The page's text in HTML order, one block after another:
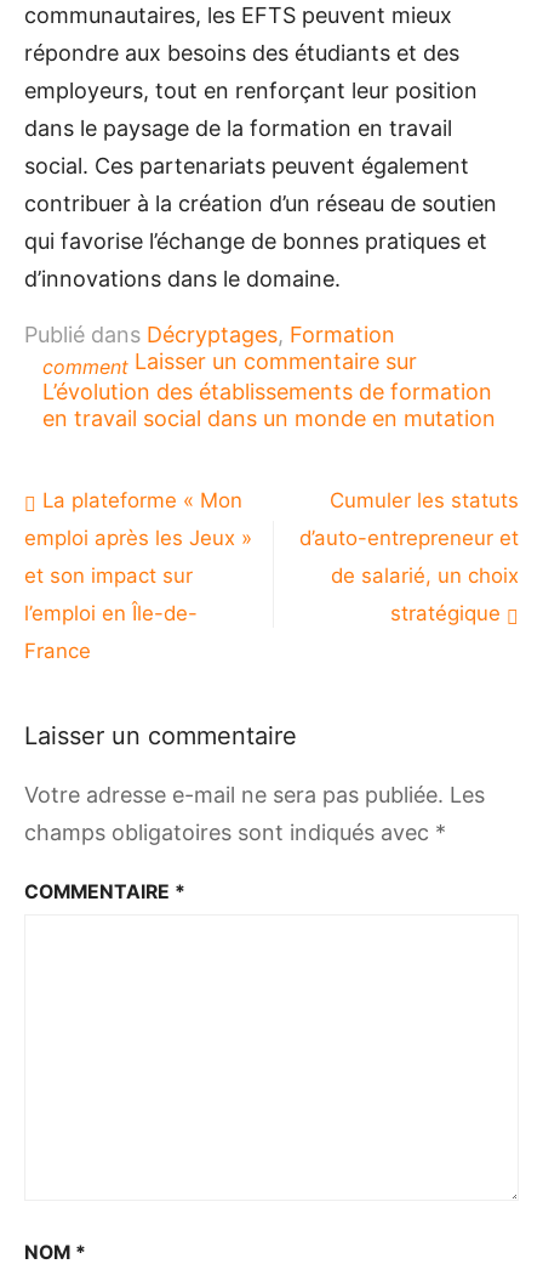
communautaires, les EFTS peuvent mieux
répondre aux besoins des étudiants et des
employeurs, tout en renforçant leur position
dans le paysage de la formation en travail
social. Ces partenariats peuvent également
contribuer à la création d’un réseau de soutien
qui favorise l’échange de bonnes pratiques et
d’innovations dans le domaine.
Publié dans Décryptages, Formation
comment Laisser un commentaire sur
L’évolution des établissements de formation
en travail social dans un monde en mutation
Navigation
de
l’article
La plateforme « Mon
emploi après les Jeux »
et son impact sur
l’emploi en Île-de-
France
Cumuler les statuts
d’auto-entrepreneur et
de salarié, un choix
stratégique
Laisser un commentaire
Votre adresse e-mail ne sera pas publiée. Les
champs obligatoires sont indiqués avec *
COMMENTAIRE *
NOM *